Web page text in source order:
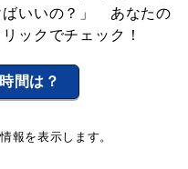
ばいいの？」 あなたの
ックでチェック！
間は？
報を表示します。